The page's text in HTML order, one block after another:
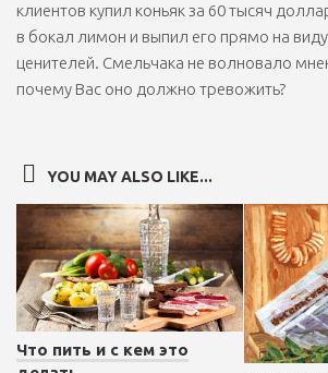
клиентов купил коньяк за 60 тысяч
в бокал лимон и выпил его прямо на
ценителей. Смельчака не волновало
почему Вас оно должно тревожить?
YOU MAY ALSO LIKE...
Что пить и с кем это